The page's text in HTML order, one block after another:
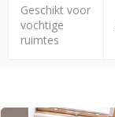
Geschikt voor
vochtige
ruimtes